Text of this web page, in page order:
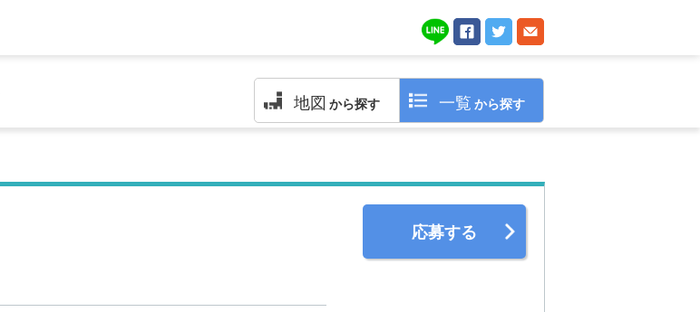
地図 から探す 一覧 から探す
応募する